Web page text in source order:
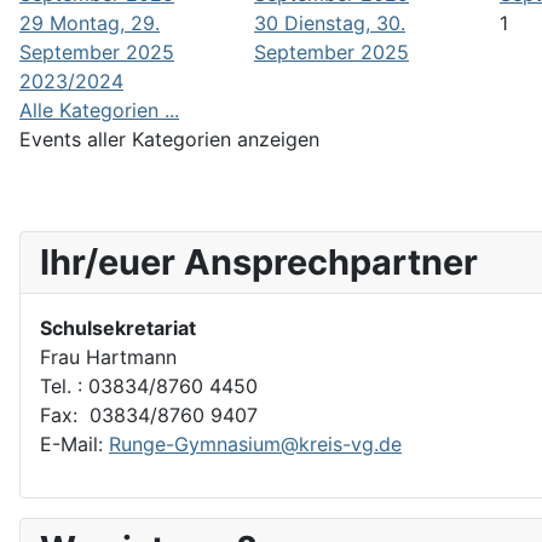
29 Montag, 29.
September 2025
30 Dienstag, 30.
September 2025
1
2023/2024
Alle Kategorien ...
Events aller Kategorien anzeigen
Ihr/euer Ansprechpartner
Schulsekretariat
Frau Hartmann
Tel. : 03834/8760 4450
Fax: 03834/8760 9407
E-Mail: Runge-Gymnasium@kreis-vg.de